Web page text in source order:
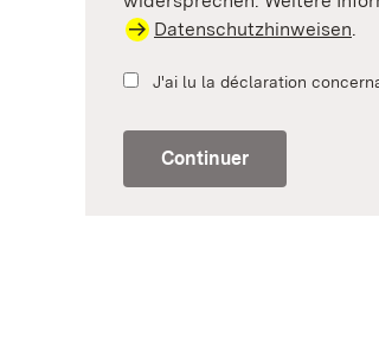
Datenschutzhinweisen.
J'ai lu la déclaration
Continuer